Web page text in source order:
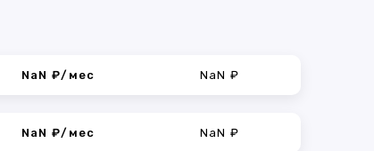
NaN ₽/мес NaN ₽
NaN ₽/мес NaN ₽